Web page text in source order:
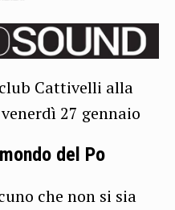
Cattivelli alla
27 gennaio
del Po
che non si sia